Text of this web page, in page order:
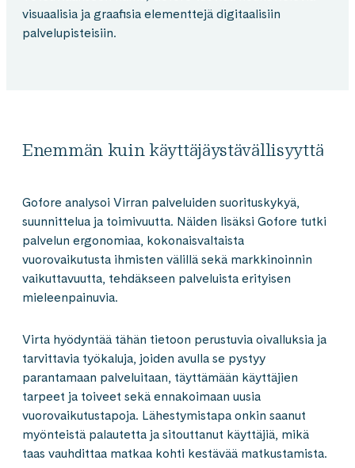
visuaalisia ja graafisia elementtejä digitaalisiin
palvelupisteisiin.
Enemmän kuin käyttäjäystävällisyyttä
Gofore analysoi Virran palveluiden suorituskykyä,
suunnittelua ja toimivuutta. Näiden lisäksi Gofore tutki
palvelun ergonomiaa, kokonaisvaltaista
vuorovaikutusta ihmisten välillä sekä markkinoinnin
vaikuttavuutta, tehdäkseen palveluista erityisen
mieleenpainuvia.
Virta hyödyntää tähän tietoon perustuvia oivalluksia ja
tarvittavia työkaluja, joiden avulla se pystyy
parantamaan palveluitaan, täyttämään käyttäjien
tarpeet ja toiveet sekä ennakoimaan uusia
vuorovaikutustapoja. Lähestymistapa onkin saanut
myönteistä palautetta ja sitouttanut käyttäjiä, mikä
taas vauhdittaa matkaa kohti kestävää matkustamista.